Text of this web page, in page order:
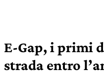
E-Gap, i primi
strada entro